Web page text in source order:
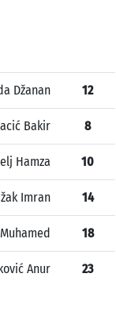
Džanan 12
Bakir 8
Hamza 10
Imran 14
18
Anur 23